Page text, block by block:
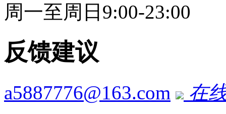
周一至周日9:00-23:00
反馈建议
a5887776@163.com
在